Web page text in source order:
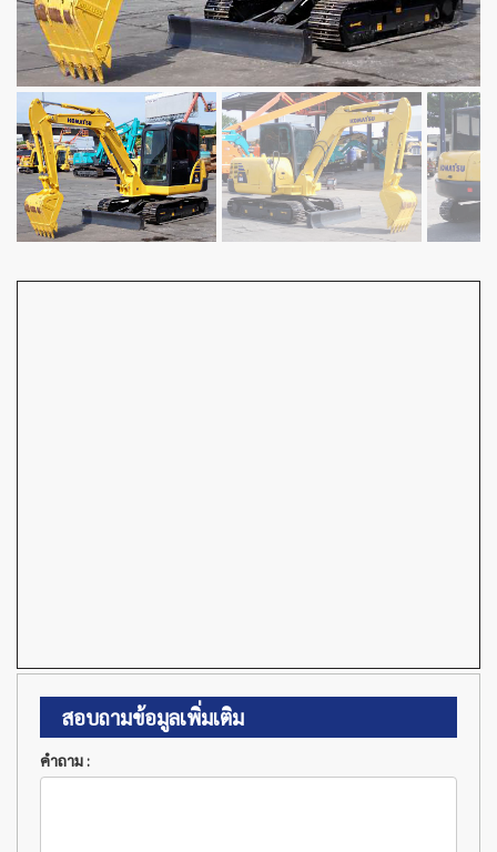
สอบถามข้อมูลเพิ่มเติม
คำถาม :